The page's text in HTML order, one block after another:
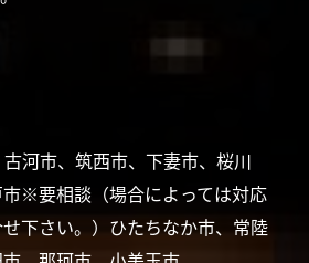
河市、筑西市、下妻市、桜川
※要相談（場合によっては対応
下さい。）ひたちなか市、常陸